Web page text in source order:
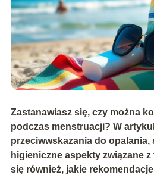
Zastanawiasz się, czy można
podczas menstruacji? W
przeciwwskazania do
higieniczne aspekty związane
się również, jakie